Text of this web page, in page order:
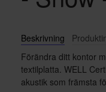
Beskrivning
Förändra ditt kontor
textilplatta. WELL
akustik som främsta